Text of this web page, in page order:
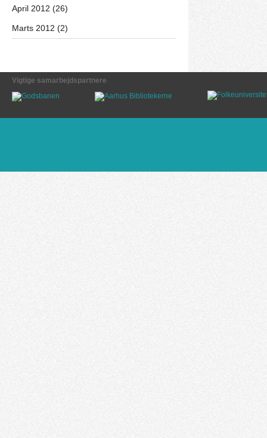
April 2012 (26)
Marts 2012 (2)
Vigtige samarbejdspartnere